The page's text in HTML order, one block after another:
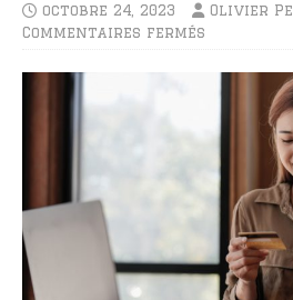
octobre 24, 2023
Olivier
Commentaires fermés